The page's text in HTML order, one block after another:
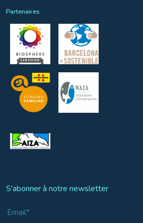
Partenaires
S'abonner à notre newsletter